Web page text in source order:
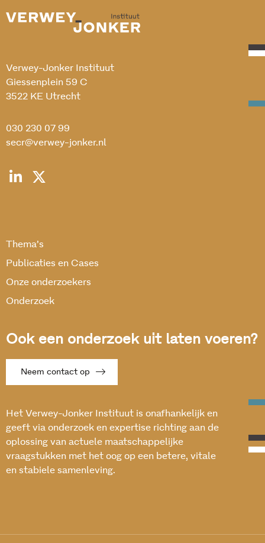
Verwey-Jonker Instituut
Giessenplein 59 C
3522 KE Utrecht
030 230 07 99
secr@verwey-jonker.nl
Thema’s
Publicaties en Cases
Onze onderzoekers
Onderzoek
Ook een onderzoek uit laten voeren?
Neem contact op
Het Verwey-Jonker Instituut is onafhankelijk en
geeft via onderzoek en expertise richting aan de
oplossing van actuele maatschappelijke
vraagstukken met het oog op een betere, vitale
en stabiele samenleving.